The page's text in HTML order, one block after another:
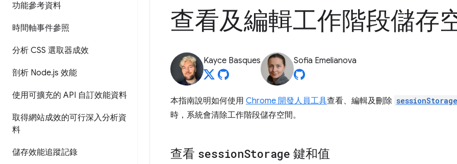
功能參考資料
時間軸事件參照
分析 CSS 選取器成效
剖析 Node.js 效能
使用可擴充的 API 自訂效能資料
取得網站成效的可行深入分析資
料
儲存效能追蹤記錄
查看及編輯工作階段儲存
Kayce Basques Sofia Emelianova
本指南說明如何使用 Chrome 開發人員工具查看、編輯及刪除 sessionStorage
時，系統會清除工作階段儲存空間。
查看 sessionStorage 鍵和值